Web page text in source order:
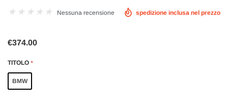
Nessuna recensione spedizione inclusa nel prezzo
€374.00
TITOLO *
BMW